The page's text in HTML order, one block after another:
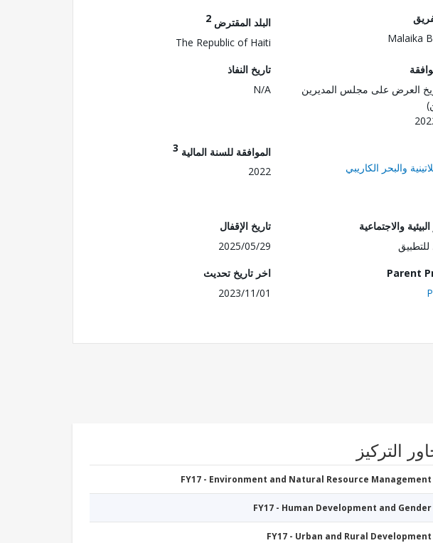
Malaika
البلد المقترض 2
The Republic of Haiti
العرض على مجلس المديرين
تاريخ النفاذ
N/A
والبحر الكاريبي
الموافقة للسنة المالية 3
2022
والاجتماعية
تاريخ الإقفال
2025/05/29
Parent
اخر تاريخ تحديث
2023/11/01
التركيز
FY17 - Environment and Natural Resource Management
FY17 - Human Development and Gender
FY17 - Urban and Rural Development